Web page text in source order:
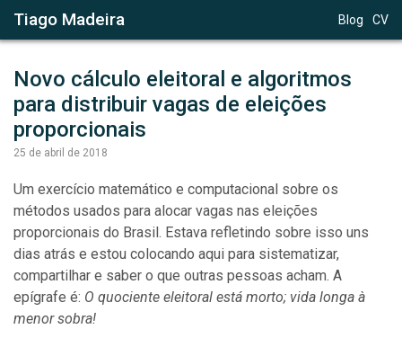
Tiago Madeira Blog CV
Novo cálculo eleitoral e algoritmos
para distribuir vagas de eleições
proporcionais
25 de abril de 2018
Um exercício matemático e computacional sobre os
métodos usados para alocar vagas nas eleições
proporcionais do Brasil. Estava refletindo sobre isso uns
dias atrás e estou colocando aqui para sistematizar,
compartilhar e saber o que outras pessoas acham. A
epígrafe é: O quociente eleitoral está morto; vida longa à
menor sobra!